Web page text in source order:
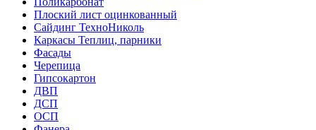
Плоский лист оцинкованный
Сайдинг ТехноНиколь
Каркасы Теплиц, парники
Фасады
Черепица
Гипсокартон
ДВП
ДСП
ОСП